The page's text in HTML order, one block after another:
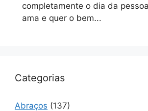
completamente o dia da
ama e quer o bem...
Categorias
Abraços (137)